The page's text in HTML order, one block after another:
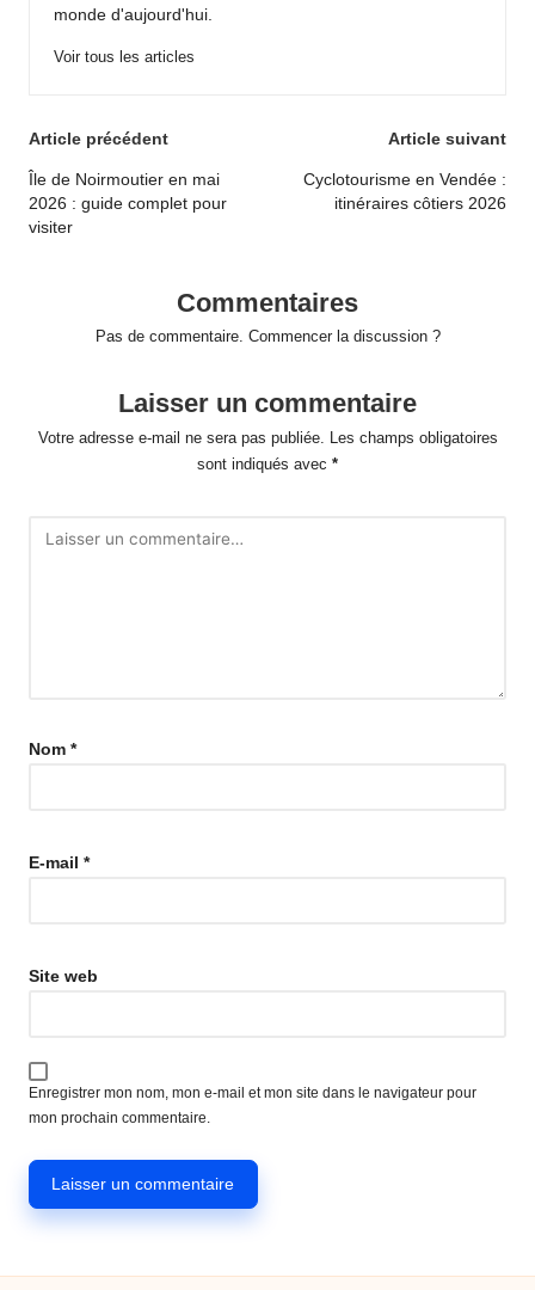
monde d'aujourd'hui.
Voir tous les articles
Post
navigation
Article précédent
Île de Noirmoutier en mai
2026 : guide complet pour
visiter
Article suivant
Cyclotourisme en Vendée :
itinéraires côtiers 2026
Commentaires
Pas de commentaire. Commencer la discussion ?
Laisser un commentaire
Votre adresse e-mail ne sera pas publiée. Les champs obligatoires
sont indiqués avec *
Nom *
E-mail *
Site web
Enregistrer mon nom, mon e-mail et mon site dans le navigateur pour
mon prochain commentaire.